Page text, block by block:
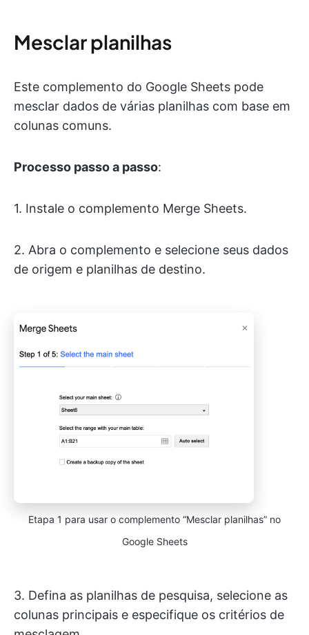
Mesclar planilhas
Este complemento do Google Sheets pode
mesclar dados de várias planilhas com base em
colunas comuns.
Processo passo a passo:
1. Instale o complemento Merge Sheets.
2. Abra o complemento e selecione seus dados
de origem e planilhas de destino.
Etapa 1 para usar o complemento “Mesclar planilhas” no
Google Sheets
3. Defina as planilhas de pesquisa, selecione as
colunas principais e especifique os critérios de